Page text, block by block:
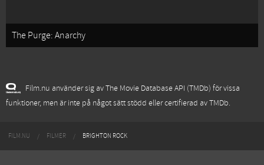
The Purge: Anarchy
Film.nu använder sig av The Movie Database API (TMDb) för vissa
funktioner, men är inte på något sätt stödd eller certifierad av TMDb.
FILM.NU FILMER BRIGHTON ROCK